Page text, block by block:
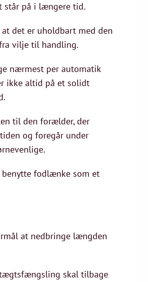
står på i længere tid.
det er uholdbart med den
vilje til handling.
nærmest per automatik
ikke altid på et solidt
til den forælder, der
og foregår under
benytte fodlænke som et
at nedbringe længden
skal tilbage